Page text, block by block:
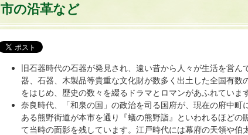
市の沿革など
旧石器時代の石器が発見され、遠い昔から人々が生活を営ん
器、石器、木製品等貴重な文化財が数多く出土した全国有
をはじめ、歴史の数々を綴るドラマとロマンがあふれています
奈良時代、「和泉の国」の政治を司る国府が、現在の府中
ある熊野街道が本市を通り『蟻の熊野詣』といわれるほどの
て当時の面影を残しています。江戸時代には幕府の天領や